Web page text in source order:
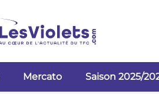
Mercato Saison 2025/